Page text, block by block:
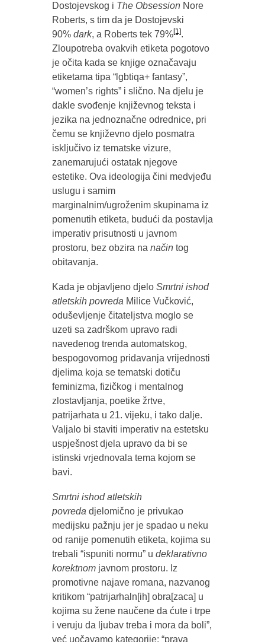
Dostojevskog i The ObsessionNore
Roberts, s tim da je Dostojevski
90% dark, a Roberts tek 79%[1].
Zloupotreba ovakvih etiketa pogotovo
je očita kada se knjige označavaju
etiketama tipa “lgbtiqa+ fantasy”,
“women’s rights” i slično. Na djelu je
dakle svođenje književnog teksta i
jezika na jednoznačne odrednice, pri
čemu se književno djelo posmatra
isključivo iz tematske vizure,
zanemarujući ostatak njegove
estetike. Ova ideologija čini medvjeđu
uslugu i samim
marginalnim/ugroženim skupinama iz
pomenutih etiketa, budući da postavlja
imperativ prisutnosti u javnom
prostoru, bez obzira na načintog
obitavanja.
Kada je objavljeno djelo Smrtni ishod
atletskih povredaMilice Vučković,
oduševljenje čitateljstva moglo se
uzeti sa zadrškom upravo radi
navedenog trenda automatskog,
bespogovornog pridavanja vrijednosti
djelima koja se tematski dotiču
feminizma, fizičkog i mentalnog
zlostavljanja, poetike žrtve,
patrijarhata u 21. vijeku, i tako dalje.
Valjalo bi staviti imperativ na estetsku
uspješnost djela upravo da bi se
istinski vrjednovala tema kojom se
bavi.
Smrtni ishod atletskih
povredadjelomično je privukao
medijsku pažnju jer je spadao u neku
od ranije pomenutih etiketa, kojima su
trebali “ispuniti normu” u deklarativno
korektnomjavnom prostoru. Iz
promotivne najave romana, nazvanog
kritikom “patrijarhaln[ih] obra[zaca] u
kojima su žene naučene da ćute i trpe
i veruju da ljubav treba i mora da boli”,
već uočavamo kategorije: “prava